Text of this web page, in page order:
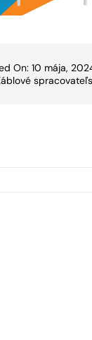
On: 10 mája,